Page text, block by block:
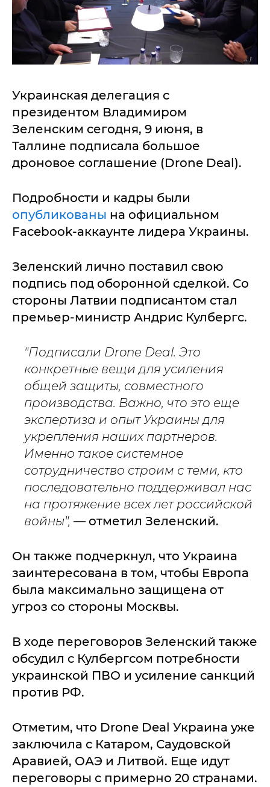
Украинская делегация с
президентом Владимиром
Зеленским сегодня, 9 июня, в
Таллине подписала большое
дроновое соглашение (Drone Deal).
Подробности и кадры были
опубликованы на официальном
Facebook-аккаунте лидера Украины.
Зеленский лично поставил свою
подпись под оборонной сделкой. Со
стороны Латвии подписантом стал
премьер-министр Андрис Кулбергс.
"Подписали Drone Deal. Это
конкретные вещи для усиления
общей защиты, совместного
производства. Важно, что это еще
экспертиза и опыт Украины для
укрепления наших партнеров.
Именно такое системное
сотрудничество строим с теми, кто
последовательно поддерживал нас
на протяжение всех лет российской
войны", — отметил Зеленский.
Он также подчеркнул, что Украина
заинтересована в том, чтобы Европа
была максимально защищена от
угроз со стороны Москвы.
В ходе переговоров Зеленский также
обсудил с Кулбергсом потребности
украинской ПВО и усиление санкций
против РФ.
Отметим, что Drone Deal Украина уже
заключила с Катаром, Саудовской
Аравией, ОАЭ и Литвой. Еще идут
переговоры с примерно 20 странами.